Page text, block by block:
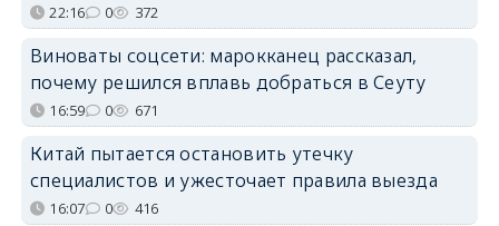
22:16 0 372
Виноваты соцсети: марокканец рассказал,
почему решился вплавь добраться в Сеуту
16:59 0 671
Китай пытается остановить утечку
специалистов и ужесточает правила выезда
16:07 0 416